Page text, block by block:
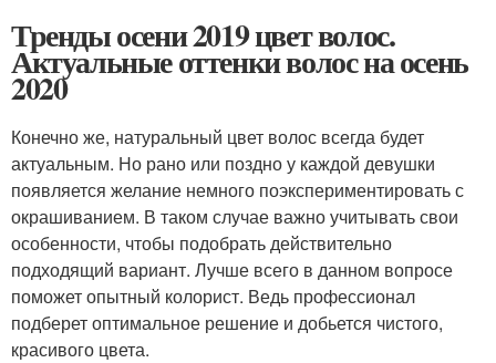
Тренды осени 2019 цвет волос.
Актуальные оттенки волос на осень
2020
Конечно же, натуральный цвет волос всегда будет
актуальным. Но рано или поздно у каждой девушки
появляется желание немного поэкспериментировать с
окрашиванием. В таком случае важно учитывать свои
особенности, чтобы подобрать действительно
подходящий вариант. Лучше всего в данном вопросе
поможет опытный колорист. Ведь профессионал
подберет оптимальное решение и добьется чистого,
красивого цвета.